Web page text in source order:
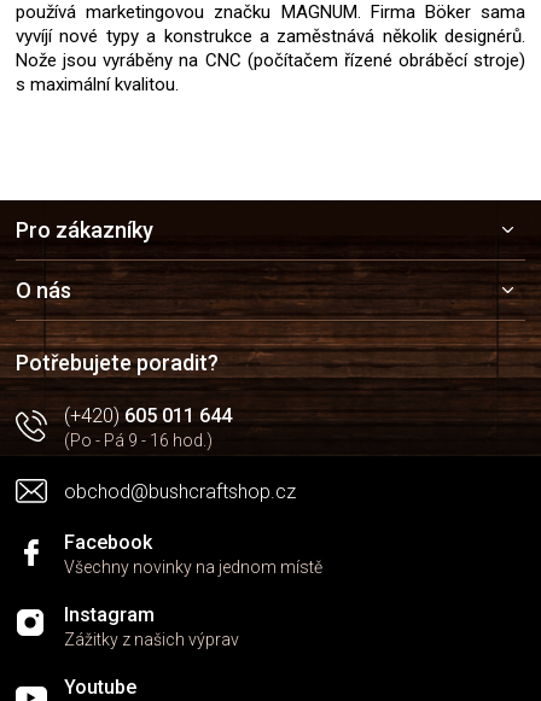
používá marketingovou značku MAGNUM. Firma Böker sama
vyvíjí nové typy a konstrukce a zaměstnává několik designérů.
Nože jsou vyráběny na CNC (počítačem řízené obráběcí stroje)
s maximální kvalitou.
a
t
í
Pro zákazníky
O nás
Potřebujete poradit?
(+420)605 011 644
(Po - Pá 9 - 16 hod.)
obchod@bushcraftshop.cz
Facebook
Všechny novinky na jednom místě
Instagram
Zážitky z našich výprav
Youtube